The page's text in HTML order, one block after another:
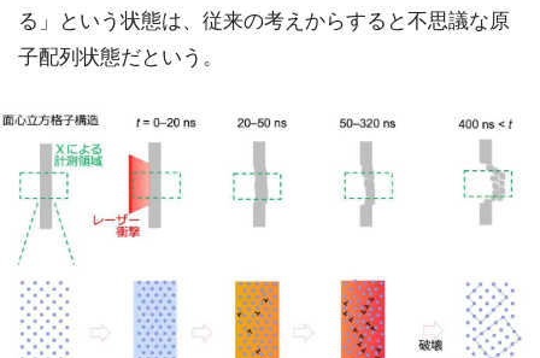
る」という状態は、従来の考えからすると不思議な原
子配列状態だという。